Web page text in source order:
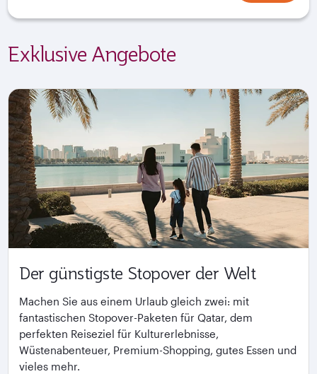
Exklusive Angebote
Der günstigste Stopover der Welt
Machen Sie aus einem Urlaub gleich zwei: mit
fantastischen Stopover-Paketen für Qatar, dem
perfekten Reiseziel für Kulturerlebnisse,
Wüstenabenteuer, Premium-Shopping, gutes Essen und
vieles mehr.